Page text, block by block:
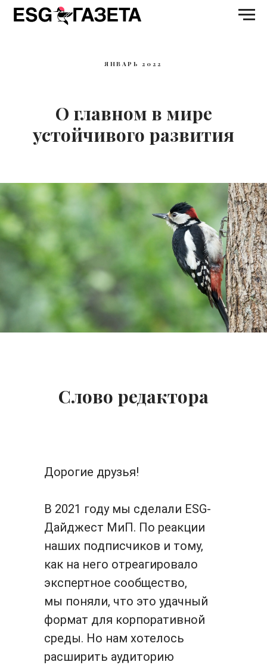
ЯНВАРЬ 2022
О главном в мире
устойчивого развития
Слово редактора
Дорогие друзья!
В 2021 году мы сделали ESG-
Дайджест МиП. По реакции
наших подписчиков и тому,
как на него отреагировало
экспертное сообщество,
мы поняли, что это удачный
формат для корпоративной
среды. Но нам хотелось
расширить аудиторию